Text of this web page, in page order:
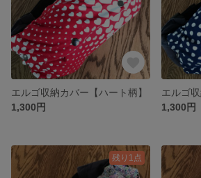
エルゴ収納カバー【ハート柄】
1,300円
1,300円
残り1点